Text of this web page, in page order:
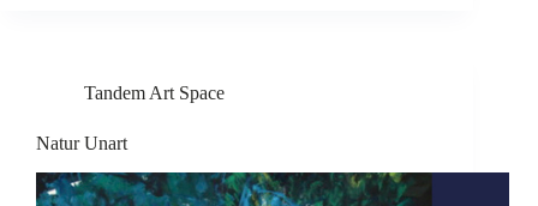
Tandem Art Space
Natur Unart